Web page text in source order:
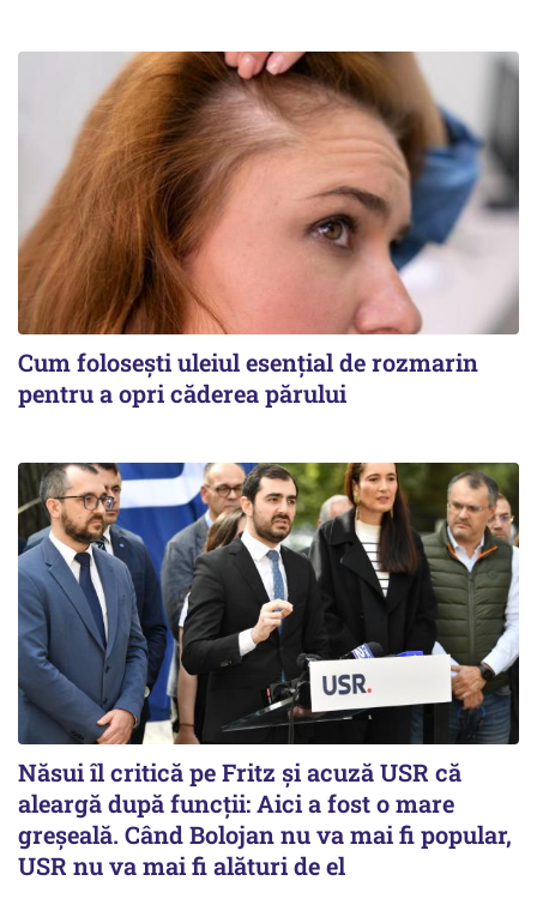
Cum folosești uleiul esențial de rozmarin
pentru a opri căderea părului
Năsui îl critică pe Fritz și acuză USR că
aleargă după funcții: Aici a fost o mare
greșeală. Când Bolojan nu va mai fi popular,
USR nu va mai fi alături de el